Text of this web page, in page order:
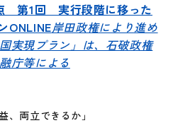
第1回 実行段階に移った
ONLINE岸田政権により進め
実現プラン」は、石破政権
庁等による
、両立できるか」